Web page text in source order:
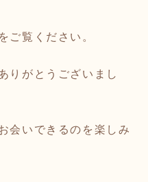
ご覧ください。
りがとうございまし
会いできるのを楽しみ